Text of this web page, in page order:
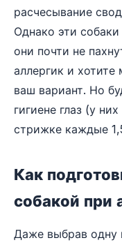
расчесывание
Однако эти
они почти не
аллергик и
ваш вариант. Но
гигиене глаз (у
стрижке каждые
Как
собакой при
Даже выбрав одну